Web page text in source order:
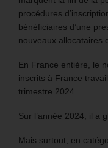
procédures
bénéficiaires d’une
nouveaux allocataires
En France entière, le
inscrits à France
trimestre 2024.
Sur l’année 2024, il a
Mais surtout, en